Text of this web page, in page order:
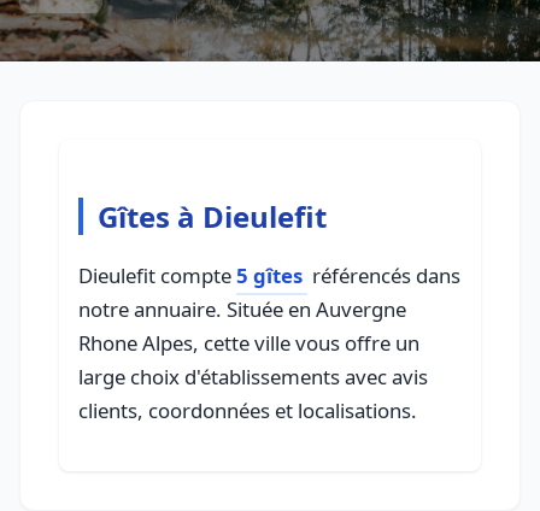
Gîtes à Dieulefit
Dieulefit compte5 gîtes référencés dans
notre annuaire. Située en Auvergne
Rhone Alpes, cette ville vous offre un
large choix d'établissements avec avis
clients, coordonnées et localisations.